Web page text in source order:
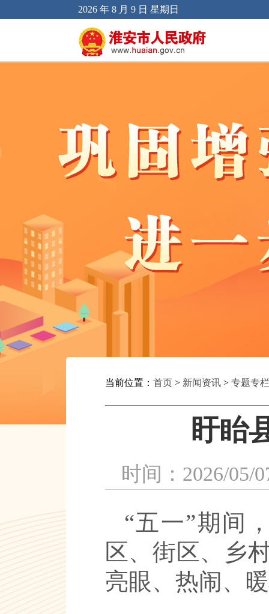
2026 年 8 月 9 日 星期日
当前位置： 首页 > 新闻资讯 > 专题专栏
盱眙
时间：
“五一”期间
区、街区、乡
亮眼、热闹、